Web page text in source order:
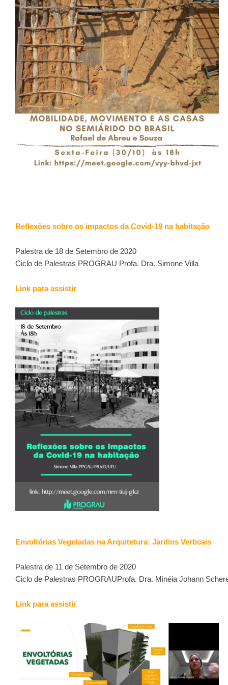
Reflexões sobre os impactos da Covid-19 na habitação
Palestra de 18 de Setembro de 2020
Ciclo de Palestras PROGRAU Profa. Dra. Simone Villa
Link para assistir
Envoltórias Vegetadas na Arquitetura: Jardins Verticais
Palestra de 11 de Setembro de 2020
Ciclo de Palestras PROGRAUProfa. Dra. Minéia Johann
Link para assistir